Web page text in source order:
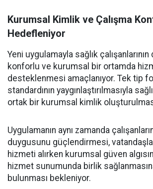
Kurumsal Kimlik ve Çalışma
Hedefleniyor
Yeni uygulamayla sağlık
konforlu ve kurumsal bir ortamda
desteklenmesi amaçlanıyor. Tek tip
standardının yaygınlaştırılmasıyla
ortak bir kurumsal kimlik
Uygulamanın aynı zamanda
duygusunu güçlendirmesi,
hizmeti alırken kurumsal güven
hizmet sunumunda birlik
bulunması bekleniyor.